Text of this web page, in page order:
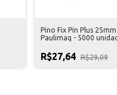
Pino Fix Pin Plus 25mm
Paulimaq - 5000
R$27,64 R$29,09